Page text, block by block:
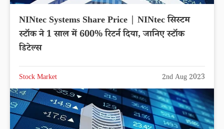
NINtec Systems Share Price | NINtec सिस्टम
स्टॉक ने 1 साल में 600% रिटर्न दिया, जानिए स्टॉक
डिटेल्स
Stock Market 2nd Aug 2023